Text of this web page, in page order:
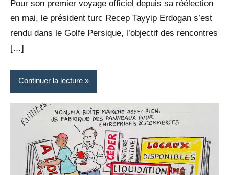
Pour son premier voyage officiel depuis sa réélection
en mai, le président turc Recep Tayyip Erdogan s’est
rendu dans le Golfe Persique, l’objectif des rencontres
[…]
Continuer la lecture